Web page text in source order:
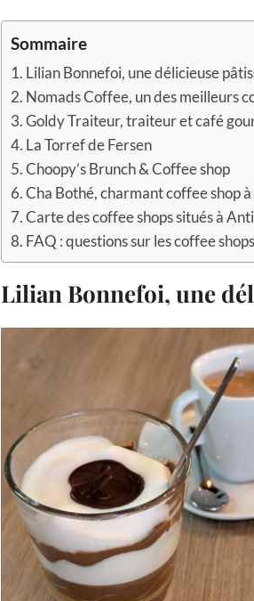
Sommaire
Lilian Bonnefoi, une délicieuse
Nomads Coffee, un des meilleurs
Goldy Traiteur, traiteur et café
La Torref de Fersen
Choopy’s Brunch & Coffee shop
Cha Bothé, charmant coffee shop
Carte des coffee shops situés à
FAQ : questions sur les coffee
Lilian Bonnefoi, une